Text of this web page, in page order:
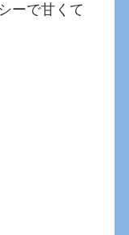
ーで甘くて